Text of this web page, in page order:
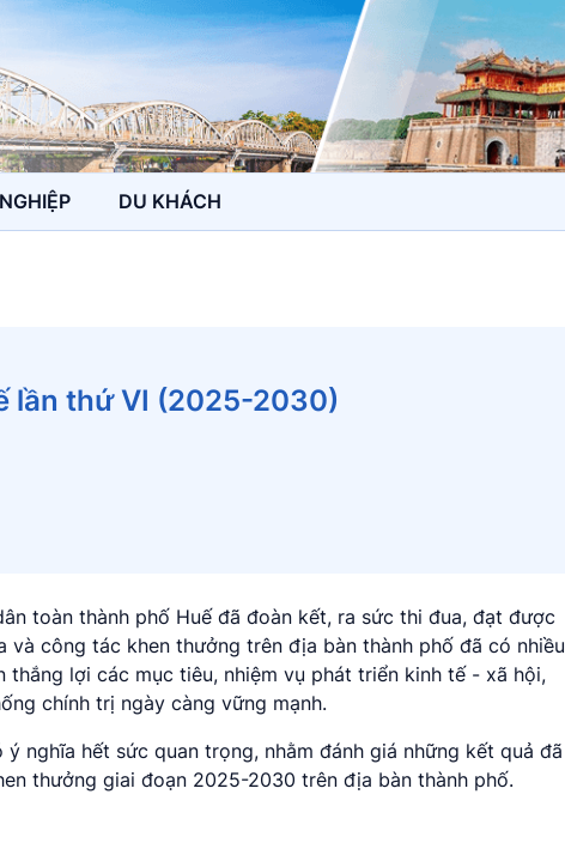
DU KHÁCH
lần thứ VI (2025-2030)
toàn thành phố Huế đã đoàn kết, ra sức thi đua, đạt được
công tác khen thưởng trên địa bàn thành phố đã có nhiều
lợi các mục tiêu, nhiệm vụ phát triển kinh tế - xã hội,
chính trị ngày càng vững mạnh.
nghĩa hết sức quan trọng, nhằm đánh giá những kết quả đã
thưởng giai đoạn 2025-2030 trên địa bàn thành phố.